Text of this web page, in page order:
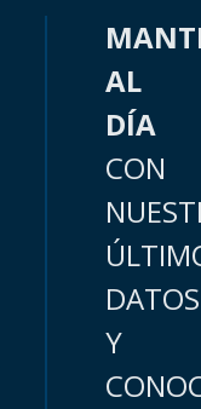
AL
DÍA
CON
DATOS
Y